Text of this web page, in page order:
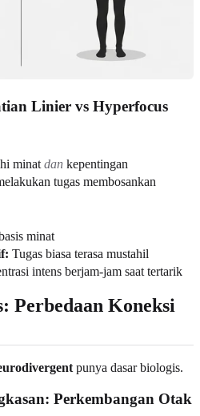
Linier vs Hyperfocus
minatdan kepentingan
tugas membosankan
minat
Tugas biasa terasa mustahil
intens berjam-jam saat tertarik
Perbedaan Koneksi
punya dasar biologis.
Perkembangan Otak